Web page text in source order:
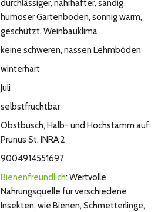
durchlässiger, nahrhafter, sandig
humoser Gartenboden, sonnig warm,
geschützt, Weinbauklima
keine schweren, nassen Lehmböden
winterhart
Juli
selbstfruchtbar
Obstbusch, Halb- und Hochstamm auf
Prunus St. INRA 2
9004914551697
Bienenfreundlich: Wertvolle
Nahrungsquelle für verschiedene
Insekten, wie Bienen, Schmetterlinge,